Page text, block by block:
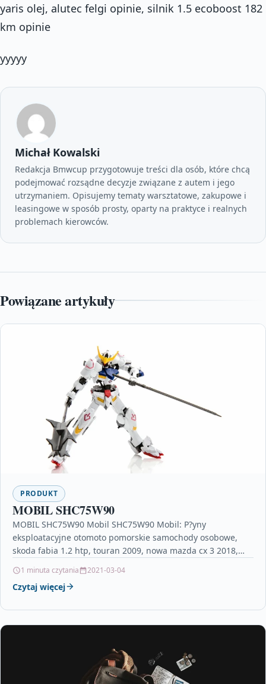
yaris olej, alutec felgi opinie, silnik 1.5 ecoboost 182
km opinie
yyyyy
Michał Kowalski
Redakcja Bmwcup przygotowuje treści dla osób, które chcą
podejmować rozsądne decyzje związane z autem i jego
utrzymaniem. Opisujemy tematy warsztatowe, zakupowe i
leasingowe w sposób prosty, oparty na praktyce i realnych
problemach kierowców.
Powiązane artykuły
PRODUKT
MOBIL SHC75W90
MOBIL SHC75W90 Mobil SHC75W90 Mobil: P?yny
eksploatacyjne otomoto pomorskie samochody osobowe,
skoda fabia 1.2 htp, touran 2009, nowa mazda cx 3 2018,
1 minuta czytania 2021-03-04
Czytaj więcej